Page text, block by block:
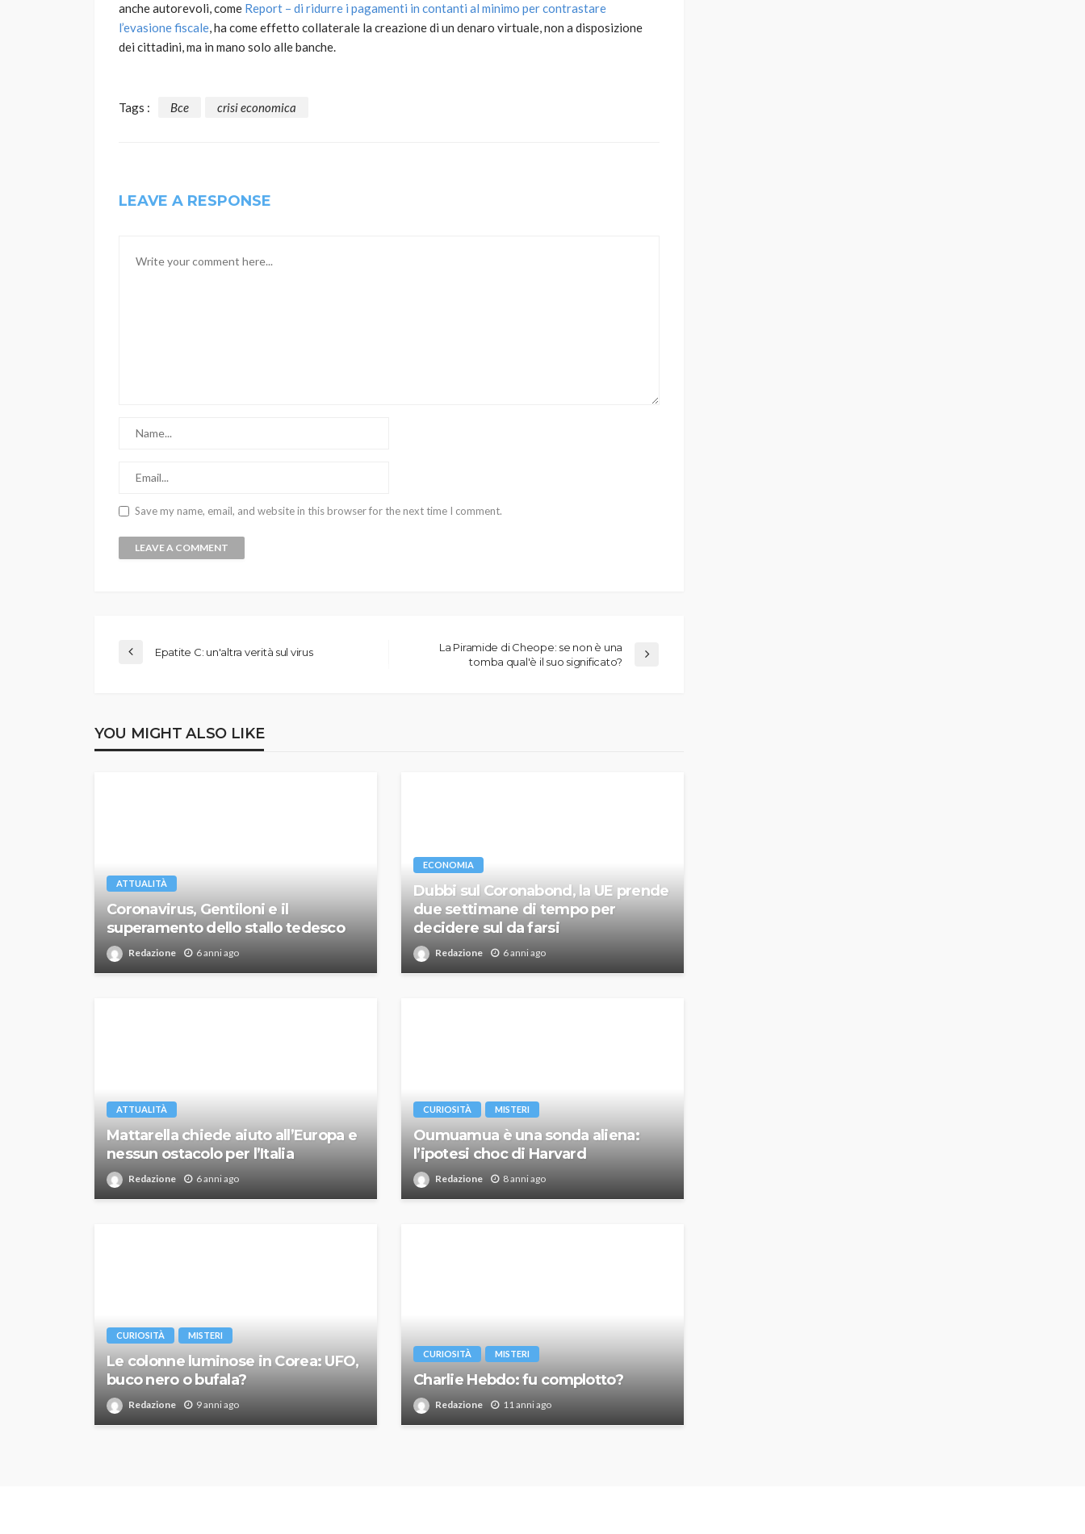
anche autorevoli, come Report – di ridurre i pagamenti in contanti al minimo per contrastare
l’evasione fiscale, ha come effetto collaterale la creazione di un denaro virtuale, non a disposizione
dei cittadini, ma in mano solo alle banche.
Tags : Bce crisi economica
LEAVE A RESPONSE
Save my name, email, and website in this browser for the next time I comment.
Epatite C: un'altra verità sul virus
La Piramide di Cheope: se non è una
tomba qual'è il suo significato?
YOU MIGHT ALSO LIKE
ATTUALITÀ
Coronavirus, Gentiloni e il
superamento dello stallo tedesco
Redazione 6 anni ago
ECONOMIA
Dubbi sul Coronabond, la UE prende
due settimane di tempo per
decidere sul da farsi
Redazione 6 anni ago
ATTUALITÀ
Mattarella chiede aiuto all’Europa e
nessun ostacolo per l’Italia
Redazione 6 anni ago
CURIOSITÀ MISTERI
Oumuamua è una sonda aliena:
l’ipotesi choc di Harvard
Redazione 8 anni ago
CURIOSITÀ MISTERI
Le colonne luminose in Corea: UFO,
buco nero o bufala?
Redazione 9 anni ago
CURIOSITÀ MISTERI
Charlie Hebdo: fu complotto?
Redazione 11 anni ago